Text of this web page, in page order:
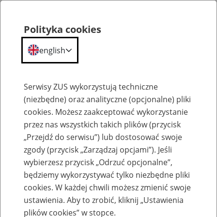
Szkolenia
Zaproś ZUS do siebie: Aktywni 50+
Polityka cookies
english
Serwisy ZUS wykorzystują techniczne
(niezbędne) oraz analityczne (opcjonalne) pliki
cookies. Możesz zaakceptować wykorzystanie
przez nas wszystkich takich plików (przycisk
„Przejdź do serwisu”) lub dostosować swoje
zgody (przycisk „Zarządzaj opcjami”). Jeśli
wybierzesz przycisk „Odrzuć opcjonalne”,
będziemy wykorzystywać tylko niezbędne pliki
cookies. W każdej chwili możesz zmienić swoje
ustawienia. Aby to zrobić, kliknij „Ustawienia
plików cookies” w stopce.